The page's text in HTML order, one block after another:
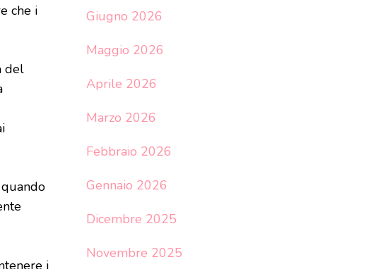
che i
del
i
Giugno 2026
Maggio 2026
Aprile 2026
Marzo 2026
Febbraio 2026
Gennaio 2026
Dicembre 2025
Novembre 2025